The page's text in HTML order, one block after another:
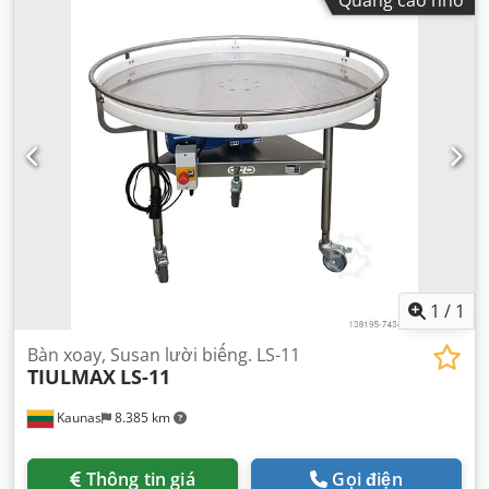
1 / 1
Kaunas 8.385 km
Bàn xoay, Susan lười biếng. LS-11
TIULMAX LS-11
Thông tin giá Gọi điện